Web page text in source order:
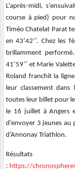
L’après-midi,
course à pied) pour
Timéo Chatelat Parat
en 43’42’’. Chez les
brillamment
41’59’’ et Marie
Roland franchit la
leur classement
toutes leur billet pour
le 16 juillet à Angers
d’envoyer 3 jeunes
d’Annonay Triathlon.
Résultats
: https://